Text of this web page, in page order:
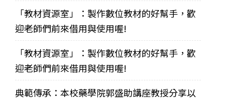
「教材資源室」：製作數位教材的好幫手，歡
迎老師們前來借用與使用喔!
「教材資源室」：製作數位教材的好幫手，歡
迎老師們前來借用與使用喔!
典範傳承：本校藥學院郭盛助講座教授分享以